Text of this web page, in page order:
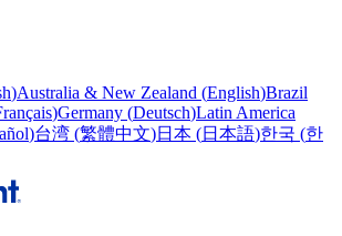
)Australia & New Zealand (English)Brazil
)Germany (Deutsch)Latin America
)台湾 (繁體中文)日本 (日本語)한국 (한